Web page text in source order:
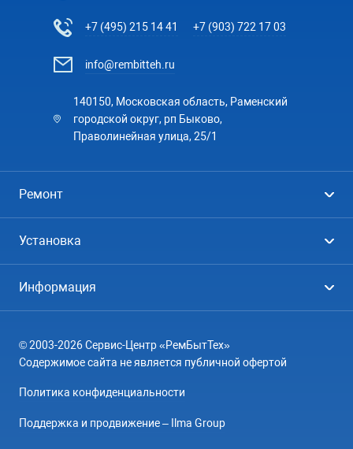
+7 (495) 215 14 41 +7 (903) 722 17 03
info@rembitteh.ru
140150, Московская область, Раменский
городской округ, рп Быково,
Праволинейная улица, 25/1
Ремонт
Посудомоечные машины
Кондиционеры
Варочные панели
Электроплиты
Установка
Кондиционеры
Информация
География
© 2003-2026 Сервис-Центр «РемБытТех»
Содержимое сайта не является публичной офертой
Политика конфиденциальности
Поддержка и продвижение – Ilma Group